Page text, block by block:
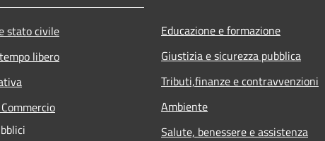
stato civile
libero
Educazione e formazione
Giustizia e sicurezza pubblica
Tributi,finanze e contravvenzioni
Ambiente
Salute, benessere e assistenza